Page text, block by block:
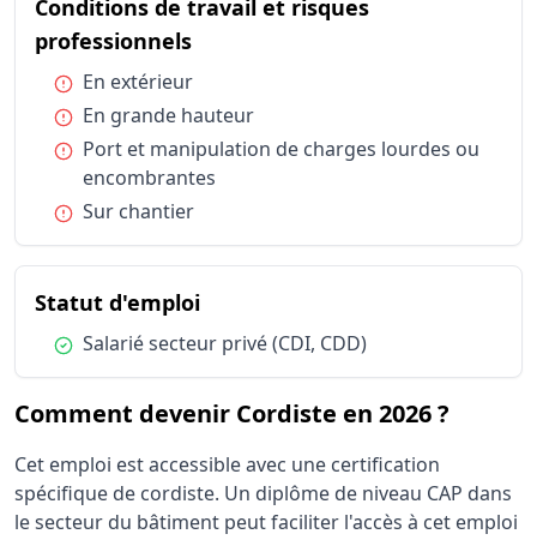
Conditions de travail et risques professionnels
Conditions de travail et risques professionnels
Statut d'emploi
Conditions de travail et risques
professionnelsdu métier Cordiste
Condition :
En extérieur
Condition :
En grande hauteur
Condition :
Port et manipulation de charges lourdes ou
encombrantes
Condition :
Sur chantier
Statut d'emploidu métier Cordiste
Condition :
Salarié secteur privé (CDI, CDD)
Comment devenir Cordiste en 2026 ?
Cet emploi est accessible avec une certification
spécifique de cordiste. Un diplôme de niveau CAP dans
le secteur du bâtiment peut faciliter l'accès à cet emploi